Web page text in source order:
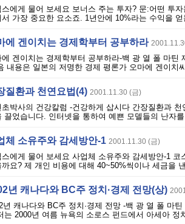
스에게 물어 보세요 보너스 주는 투자? 문:어떤 투
서 가장 중요한 요소죠. 1년안에 10%라는 수익을
에 겐이치는 경제학부터 공부하라
에 겐이치는 경제학부터 공부하라-백 광 열 폴 마
내용은 일본의 저명한 경제 평론가 오마에 겐이
질환과 천연요법(4) 2001.11.30 (금)
초박사의 건강칼럼 -건강하게 삽시다 간장질환과
끌었습니다. 인터넷을 통하여 예쁜 모델들의 난자
체 소유주와 감세방안-1 2001.11.30 (금)
스에게 물어 보세요 사업체 소유주와 감세방안-1
까요? 제 개인 비용에 대해 40~50%씩이나 세금을
년 캐나다와 BC주 정치·경제 전망(상)
년 캐나다와 BC주 정치·경제 전망 -백 광 열 폴 마
는 2000년 여름 뉴욕의 소로스 펀드에서 아세아